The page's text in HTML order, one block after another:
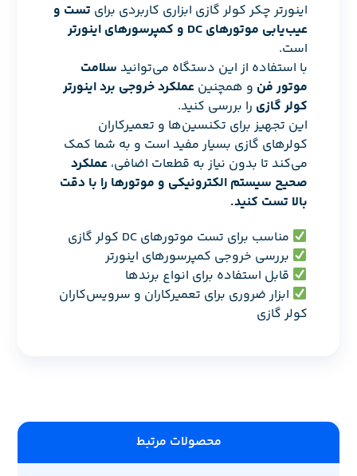
اینورتر چکر کولر گازی ابزاری کاربردی برای تست و
عیب‌یابی موتورهای DC و کمپرسورهای اینورتر
است.
با استفاده از این دستگاه می‌توانید سلامت
موتور فن و همچنینعملکرد خروجی برد اینورتر
کولر گازی را بررسی کنید.
این تجهیز برای تکنسین‌ها و تعمیرکاران
کولرهای گازی بسیار مفید است و به شما کمک
می‌کند تا بدون نیاز به قطعات اضافی،عملکرد
صحیح سیستم الکترونیکی و موتورها را با دقت
بالا تست کنید.
مناسب برای تست موتورهای DC کولر گازی
بررسی خروجی کمپرسورهای اینورتر
قابل استفاده برای انواع برندها
ابزار ضروری برای تعمیرکاران و سرویس‌کاران
کولر گازی
محصولات مرتبط